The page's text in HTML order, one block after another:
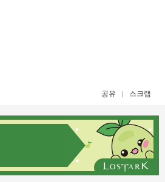
공유 스크랩